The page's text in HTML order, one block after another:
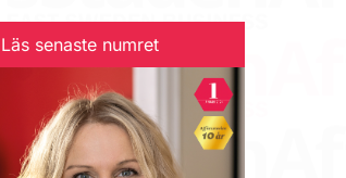
Läs senaste numret